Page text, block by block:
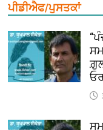
ਪੀਡੀਐਫ/ਪੁਸਤਕਾਂ